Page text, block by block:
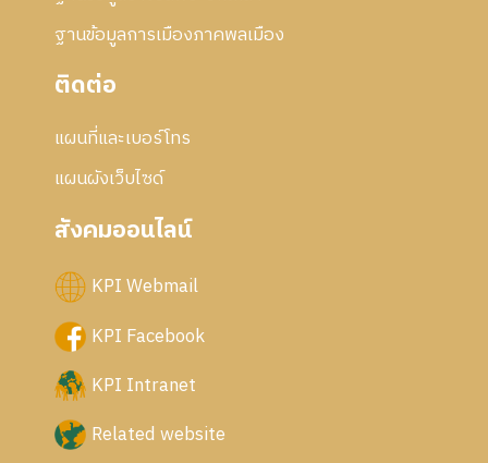
ฐานข้อมูลการเมืองภาคพลเมือง
ติดต่อ
แผนที่และเบอร์โทร
แผนผังเว็บไซด์
สังคมออนไลน์
KPI Webmail
KPI Facebook
KPI Intranet
Related website